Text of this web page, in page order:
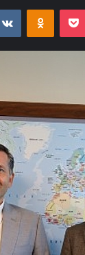
VKontakte